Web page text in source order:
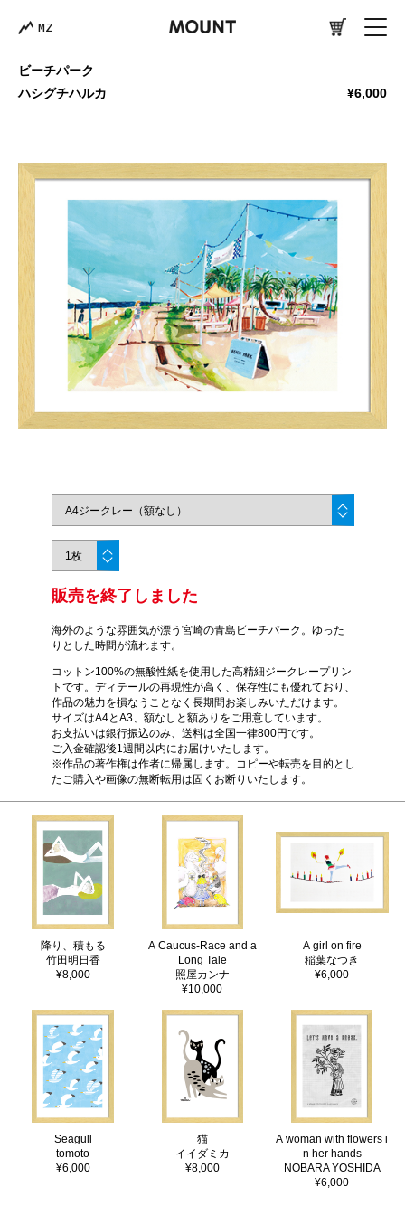
MZ
ビーチパーク
ハシグチハルカ
¥6,000
販売を終了しました
海外のような雰囲気が漂う宮崎の青島ビーチパーク。ゆった
りとした時間が流れます。
コットン100%の無酸性紙を使用した高精細ジークレープリン
トです。ディテールの再現性が高く、保存性にも優れており、
作品の魅力を損なうことなく長期間お楽しみいただけます。
サイズはA4とA3、額なしと額ありをご用意しています。
お支払いは銀行振込のみ、送料は全国一律800円です。
ご入金確認後1週間以内にお届けいたします。
※作品の著作権は作者に帰属します。コピーや転売を目的とし
たご購入や画像の無断転用は固くお断りいたします。
降り、積もる
竹田明日香
¥8,000
A Caucus-Race and a
Long Tale
照屋カンナ
¥10,000
A girl on fire
稲葉なつき
¥6,000
Seagull
tomoto
¥6,000
猫
イイダミカ
¥8,000
A woman with flowers i
n her hands
NOBARA YOSHIDA
¥6,000